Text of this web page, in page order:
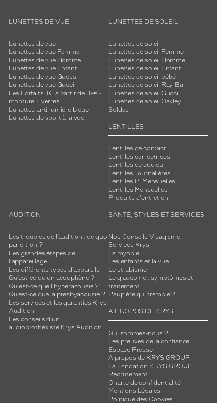
LUNETTES DE VUE
Lunettes de vue
Lunettes de vue Femme
Lunettes de vue Homme
Lunettes de vue Enfant
Lunettes de vue Guess
Lunettes de vue Gucci
Les Forfaits [K] à partir de 39€ -
monture + verres
Lunettes anti-lumière bleue
Lunettes de sport à la vue
LUNETTES DE SOLEIL
Lunettes de soleil
Lunettes de soleil Femme
Lunettes de soleil Homme
Lunettes de soleil Enfant
Lunettes de soleil bébé
Lunettes de soleil Ray-Ban
Lunettes de soleil Gucci
Lunettes de soleil Oakley
Soldes
LENTILLES
Lentilles de contact
Lentilles correctrices
Lentilles de couleur
Lentilles Journalières
Lentilles Bi Mensuelles
Lentilles Mensuelles
Produits d'entretien
AUDITION
Les troubles de l’audition : de quoi
parle-t-on ?
Les grandes étapes de
l'appareillage
Les différents types d’appareils
Qu’est-ce qu'un acouphène ?
Qu'est-ce que l'hyperacousie ?
Qu’est-ce que la presbyacousie ?
Les services et les garanties Krys
Audition
Les conseils d'un
audioprothésiste Krys Audition
SANTÉ, STYLES ET SERVICES
Nos Conseils Visagisme
Services Krys
La myopie
Les enfants et la vue
Le strabisme
Le glaucome : symptômes et
traitement
Paupière qui tremble ?
A PROPOS DE KRYS
Qui sommes-nous ?
Les preuves de la confiance
Espace Presse
A propos de KRYS GROUP
La Fondation KRYS GROUP
Recrutement
Charte de confidentialité
Mentions Légales
Politique des Cookies